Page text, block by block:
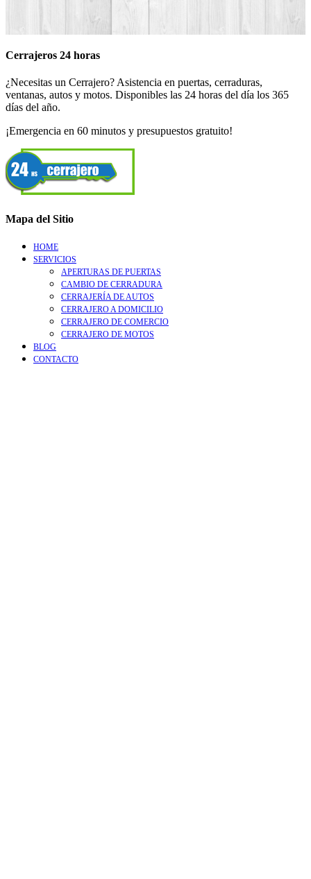
Cerrajeros 24 horas
¿Necesitas un Cerrajero? Asistencia en puertas, cerraduras,
ventanas, autos y motos. Disponibles las 24 horas del día los 365
días del año.
¡Emergencia en 60 minutos y presupuestos gratuito!
Mapa del Sitio
HOME
SERVICIOS
APERTURAS DE PUERTAS
CAMBIO DE CERRADURA
CERRAJERÍA DE AUTOS
CERRAJERO A DOMICILIO
CERRAJERO DE COMERCIO
CERRAJERO DE MOTOS
BLOG
CONTACTO